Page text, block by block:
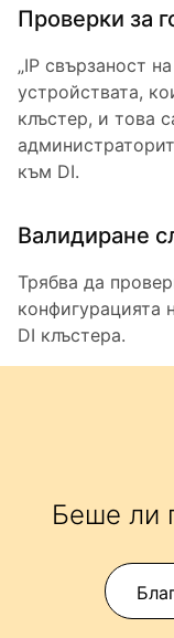
Проверки за
„IP свързаност
устройствата,
клъстер, и това
към DI.
Валидиране
Трябва да
конфигурацията
DI клъстера.
Беше ли